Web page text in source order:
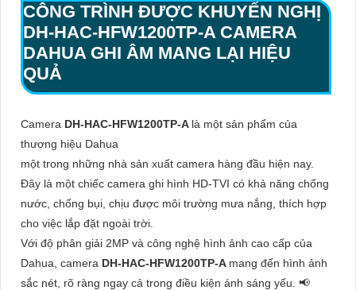
CÔNG TRÌNH ĐƯỢC KHUYẾN NGHỊ
DH-HAC-HFW1200TP-A CAMERA
DAHUA GHI ÂM MANG LẠI HIỆU
QUẢ
Camera DH-HAC-HFW1200TP-A là một sản phẩm của
thương hiệu Dahua
một trong những nhà sản xuất camera hàng đầu hiện nay.
Đây là một chiếc camera ghi hình HD-TVI có khả năng chống
nước, chống bụi, chịu được môi trường mưa nắng, thích hợp
cho việc lắp đặt ngoài trời.
Với độ phân giải 2MP và công nghệ hình ảnh cao cấp của
Dahua, camera DH-HAC-HFW1200TP-A mang đến hình ảnh
sắc nét, rõ ràng ngay cả trong điều kiện ánh sáng yếu. 📢